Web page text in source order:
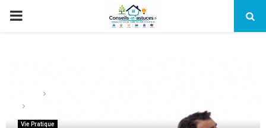
PRIMARY
Vie Pratique